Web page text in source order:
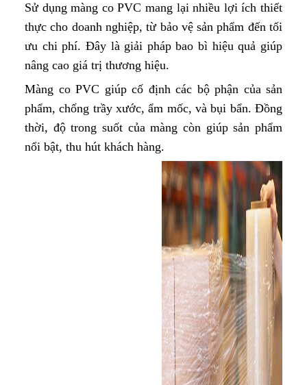
Sử dụng màng co PVC mang lại nhiều lợi ích thiết
thực cho doanh nghiệp, từ bảo vệ sản phẩm đến tối
ưu chi phí. Đây là giải pháp bao bì hiệu quả giúp
nâng cao giá trị thương hiệu.
Màng co PVC giúp cố định các bộ phận của sản
phẩm, chống trầy xước, ẩm mốc, và bụi bẩn. Đồng
thời, độ trong suốt của màng còn giúp sản phẩm
nổi bật, thu hút khách hàng.